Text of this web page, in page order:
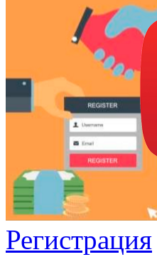
Регистрация